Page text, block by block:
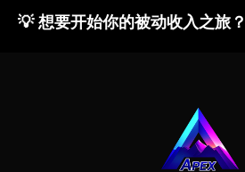
💡 想要开始你的被动收入之旅